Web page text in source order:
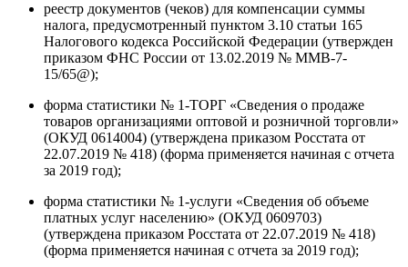
реестр документов (чеков) для компенсации суммы
налога, предусмотренный пунктом 3.10 статьи 165
Налогового кодекса Российской Федерации (утвержден
приказом ФНС России от 13.02.2019 № ММВ-7-
15/65@);
форма статистики № 1-ТОРГ «Сведения о продаже
товаров организациями оптовой и розничной торговли»
(ОКУД 0614004) (утверждена приказом Росстата от
22.07.2019 № 418) (форма применяется начиная с отчета
за 2019 год);
форма статистики № 1-услуги «Сведения об объеме
платных услуг населению» (ОКУД 0609703)
(утверждена приказом Росстата от 22.07.2019 № 418)
(форма применяется начиная с отчета за 2019 год);